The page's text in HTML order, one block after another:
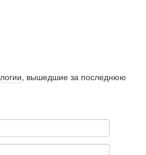
, вышедшие за последнюю